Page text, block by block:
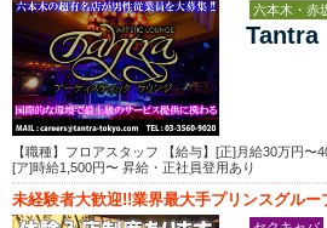
六本木・赤
Tantra
【職種】フロアスタッフ 【給与】[正]月給30万円〜
[ア]時給1,500円〜 昇給・正社員登用あり
未経験者大歓迎!!業界最大手プリンスグルー